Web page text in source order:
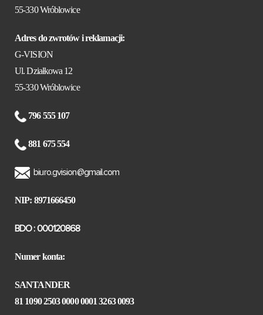
55-330 Wróblowice
Adres do zwrotów i reklamacji:
G-VISION
Ul. Działkowa 12
55-330 Wróblowice
796 555 107
881 675 554
biuro.gvision@gmail.com
NIP: 8971666450
BDO : 000120868
Numer konta:
SANTANDER
81 1090 2503 0000 0001 3263 0093